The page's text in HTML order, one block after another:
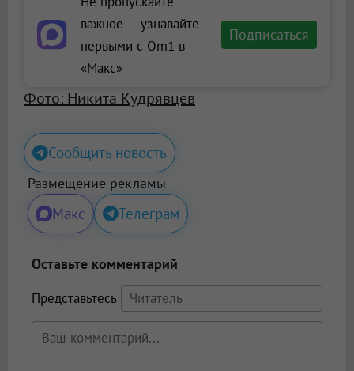
важное — узнавайте
первыми с Om1 в
«Макс»
Подписаться
Фото: Никита Кудрявцев
Сообщить новость
Размещение рекламы
Макс Телеграм
Оставьте комментарий
Представьтесь